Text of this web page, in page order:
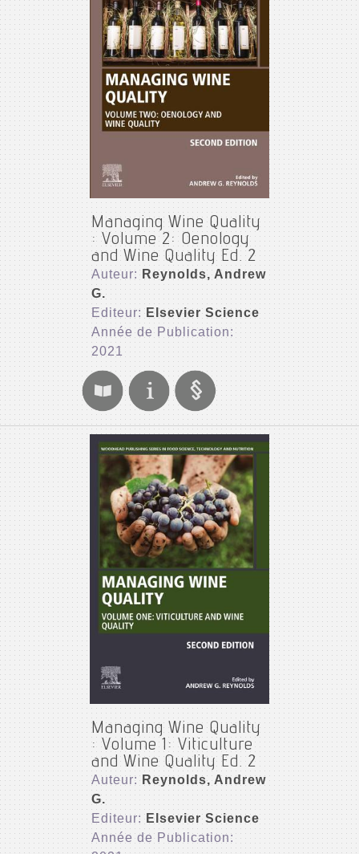
Managing Wine Quality
: Volume 2: Oenology
and Wine Quality Ed. 2
Auteur: Reynolds, Andrew
G.
Editeur: Elsevier Science
Année de Publication:
2021
Managing Wine Quality
: Volume 1: Viticulture
and Wine Quality Ed. 2
Auteur: Reynolds, Andrew
G.
Editeur: Elsevier Science
Année de Publication: